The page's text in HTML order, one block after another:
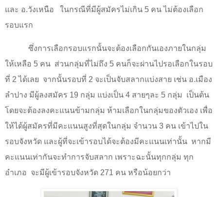
และ อ.วังเหนือ
ในกรณีที่มีผู้สมัครไม่เกิน 5 คน ไม่ต้องเลือก
รอบแรก
ซึ่งการเลือกรอบแรกนั้นจะต้องเลือกกันเองภายในกลุ่ม
ให้เหลือ 5 คน ส่วนกลุ่มที่ไม่ถึง 5 คนก็จะผ่านไปรอเลือกในรอบ
ที่ 2ได้เลย จากนั้นรอบที่ 2 จะเป็นจับสลากแบ่งสาย เช่น อ.เมือง
ลำปาง มีผู้ลงสมัคร 19 กลุ่ม แบ่งเป็น 4 สายๆละ 5 กลุ่ม
เป็นต้น
โดยจะต้องลงคะแนนข้ามกลุ่ม ห้ามเลือกในกลุ่มของตัวเอง เพื่อ
ให้ได้ผู้สมัครที่มีคะแนนสูงที่สุดในกลุ่ม จำนวน 3 คน เข้าไปใน
รอบจังหวัด และผู้ที่จะเข้ารอบได้จะต้องมีคะแนนเท่านั้น หากมี
คะแนนเท่ากันจะทำการจับสลาก เพราะฉะนั้นทุกกลุ่ม ทุก
อำเภอ จะมีผู้เข้ารอบจังหวัด 271 คน หรือน้อยกว่า